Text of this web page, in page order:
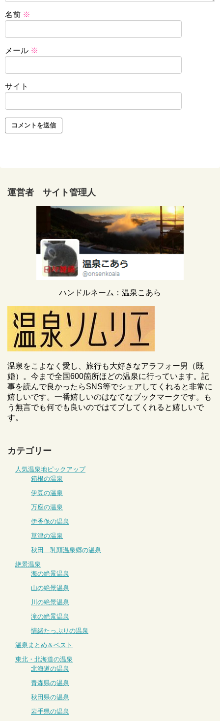
名前 ※
メール ※
サイト
運営者 サイト管理人
ハンドルネーム：温泉こあら
温泉をこよなく愛し、旅行も大好きなアラフォー男（既
婚）。今まで全国600箇所ほどの温泉に行っています。記
事を読んで良かったらSNS等でシェアしてくれると非常に
嬉しいです。一番嬉しいのはなてなブックマークです。も
う無言でも何でも良いのではてブしてくれると嬉しいで
す。
カテゴリー
人気温泉地ピックアップ
箱根の温泉
伊豆の温泉
万座の温泉
伊香保の温泉
草津の温泉
秋田 乳頭温泉郷の温泉
絶景温泉
海の絶景温泉
山の絶景温泉
川の絶景温泉
滝の絶景温泉
情緒たっぷりの温泉
温泉まとめ＆ベスト
東北・北海道の温泉
北海道の温泉
青森県の温泉
秋田県の温泉
岩手県の温泉